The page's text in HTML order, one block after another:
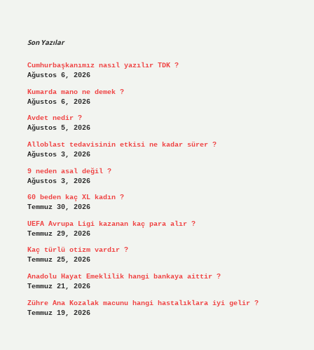
Son Yazılar
Cumhurbaşkanımız nasıl yazılır TDK ?
Ağustos 6, 2026
Kumarda mano ne demek ?
Ağustos 6, 2026
Avdet nedir ?
Ağustos 5, 2026
Alloblast tedavisinin etkisi ne kadar sürer ?
Ağustos 3, 2026
9 neden asal değil ?
Ağustos 3, 2026
60 beden kaç XL kadın ?
Temmuz 30, 2026
UEFA Avrupa Ligi kazanan kaç para alır ?
Temmuz 29, 2026
Kaç türlü otizm vardır ?
Temmuz 25, 2026
Anadolu Hayat Emeklilik hangi bankaya aittir ?
Temmuz 21, 2026
Zühre Ana Kozalak macunu hangi hastalıklara iyi gelir ?
Temmuz 19, 2026